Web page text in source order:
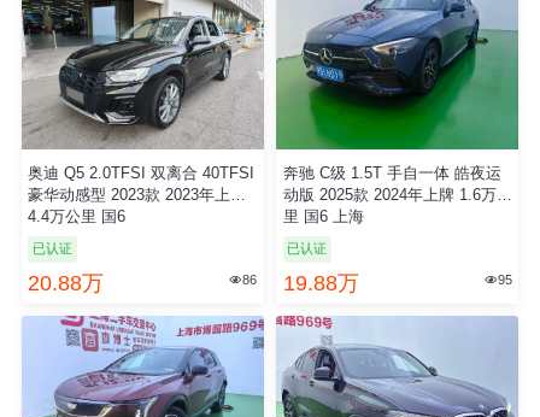
奥迪 Q5 2.0TFSI 双离合 40TFSI
豪华动感型 2023款 2023年上牌
4.4万公里 国6
已认证
20.88万 86
奔驰 C级 1.5T 手自一体 皓夜运
动版 2025款 2024年上牌 1.6万公
里 国6 上海
已认证
19.88万 95